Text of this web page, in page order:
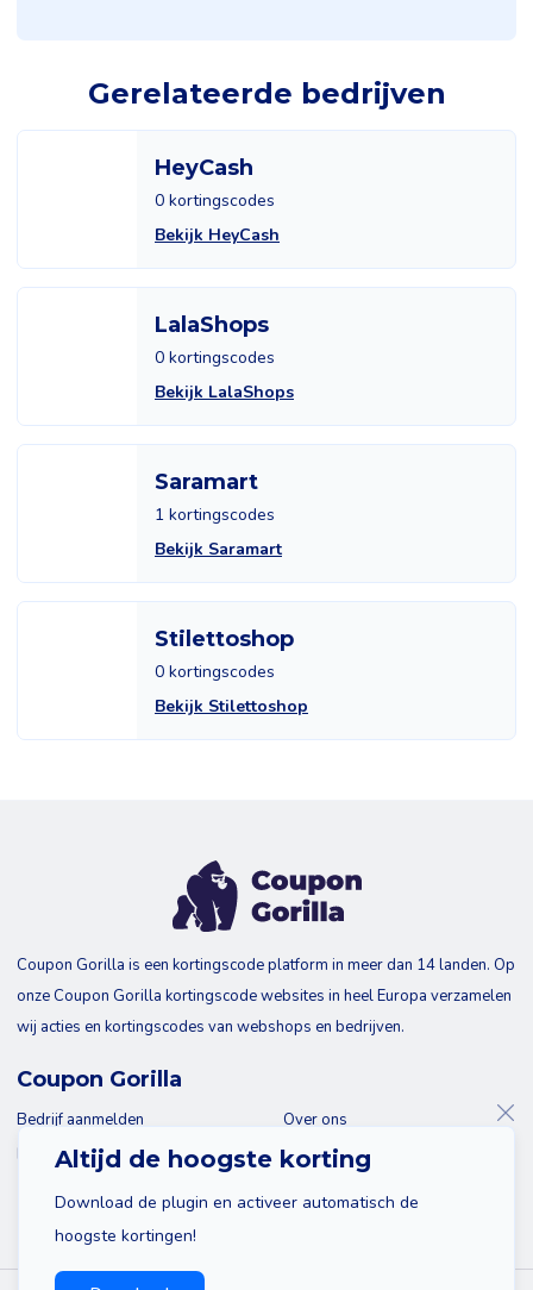
Gerelateerde bedrijven
HeyCash
0 kortingscodes
Bekijk HeyCash
LalaShops
0 kortingscodes
Bekijk LalaShops
Saramart
1 kortingscodes
Bekijk Saramart
Stilettoshop
0 kortingscodes
Bekijk Stilettoshop
Altijd de hoogste korting
Download de plugin en activeer automatisch de
hoogste kortingen!
Coupon Gorilla is een kortingscode platform in meer dan 14 landen. Op
onze Coupon Gorilla kortingscode websites in heel Europa verzamelen
wij acties en kortingscodes van webshops en bedrijven.
Coupon Gorilla
Bedrijf aanmelden
Blog
Over ons
Contact